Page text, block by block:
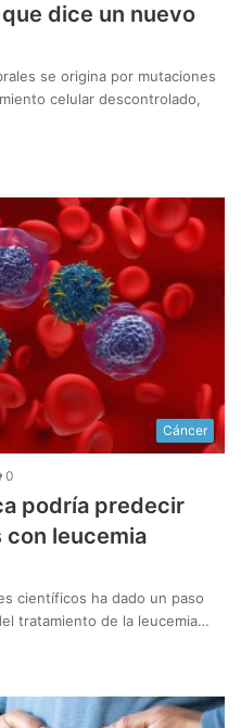
dice un nuevo
se origina por mutaciones
celular descontrolado,
Cáncer
0
podría predecir
con leucemia
científicos ha dado un paso
tratamiento de la leucemia…